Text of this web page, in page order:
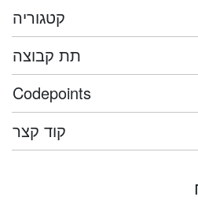
קטגוריה
תת קבוצה
Codepoints
קוד קצר